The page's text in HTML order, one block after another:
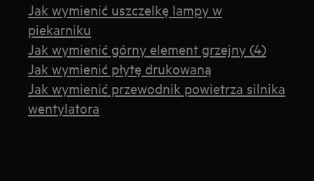
Jak wymienić uszczelkę lampy w
piekarniku
Jak wymienić górny element grzejny (4)
Jak wymienić płytę drukowaną
Jak wymienić przewodnik powietrza silnika
wentylatora